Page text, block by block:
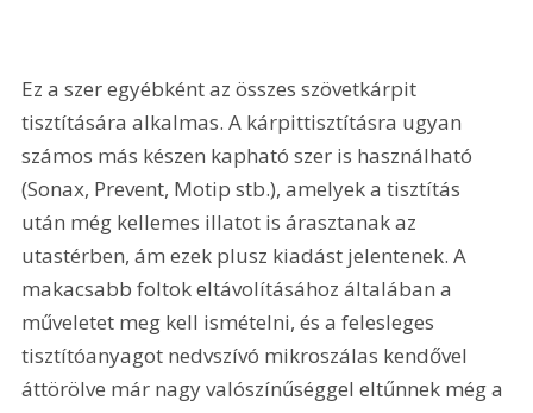
Ez a szer egyébként az összes szövetkárpit
tisztítására alkalmas. A kárpittisztításra ugyan
számos más készen kapható szer is használható
(Sonax, Prevent, Motip stb.), amelyek a tisztítás
után még kellemes illatot is árasztanak az
utastérben, ám ezek plusz kiadást jelentenek. A
makacsabb foltok eltávolításához általában a
műveletet meg kell ismételni, és a felesleges
tisztítóanyagot nedvszívó mikroszálas kendővel
áttörölve már nagy valószínűséggel eltűnnek még a